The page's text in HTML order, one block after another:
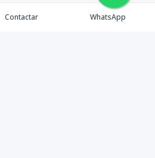
Contactar WhatsApp